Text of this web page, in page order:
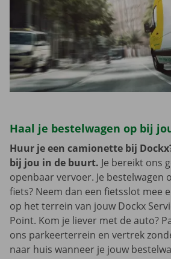
Haal je bestelwagen op bij
Huur je een camionette bij
bij jou in de buurt. Je bereikt ons
openbaar vervoer. Je bestelwagen
fiets? Neem dan een fietsslot mee
op het terrein van jouw Dockx
Point. Kom je liever met de auto?
ons parkeerterrein en vertrek
naar huis wanneer je jouw